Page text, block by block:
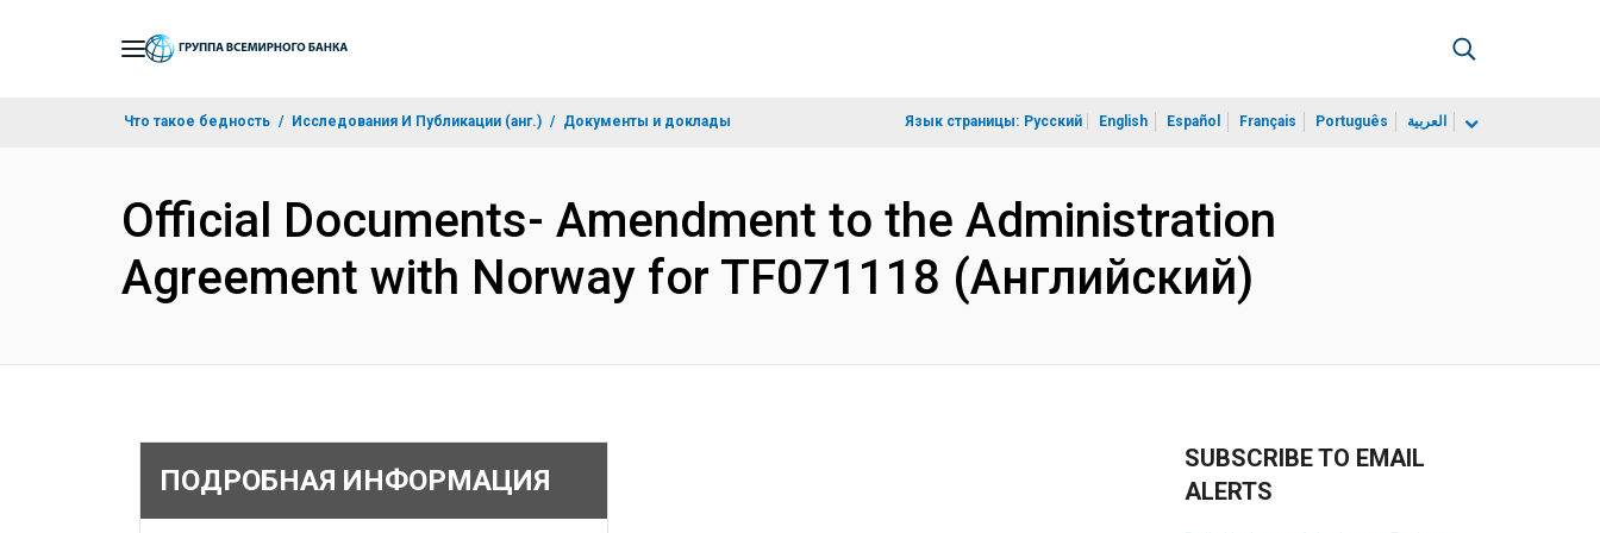
Что такое бедность Исследования И Публикации (анг.) Документы и доклады Язык страницы: Русский English Español Français Português العربية
Official Documents- Amendment to the Administration
Agreement with Norway for TF071118 (Английский)
ПОДРОБНАЯ ИНФОРМАЦИЯ
SUBSCRIBE TO EMAIL
ALERTS